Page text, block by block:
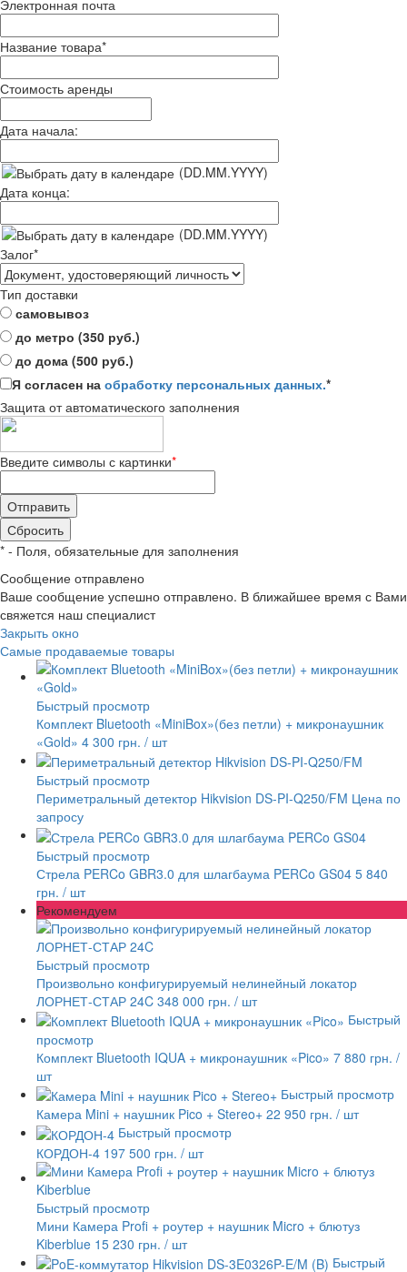
Электронная почта
Название товара*
Стоимость аренды
Дата начала:
(DD.MM.YYYY)
Дата конца:
(DD.MM.YYYY)
Залог*
Тип доставки
самовывоз
до метро (350 руб.)
до дома (500 руб.)
Я согласен на обработку персональных данных.*
Защита от автоматического заполнения
Введите символы с картинки*
* - Поля, обязательные для заполнения
Сообщение отправлено
Ваше сообщение успешно отправлено. В ближайшее время с Вами
свяжется наш специалист
Закрыть окно
Самые продаваемые товары
Быстрый просмотр
Комплект Bluetooth «MiniBox»(без петли) + микронаушник
«Gold» 4 300 грн. / шт
Быстрый просмотр
Периметральный детектор Hikvision DS-PI-Q250/FM Цена по
запросу
Быстрый просмотр
Стрела PERCo GBR3.0 для шлагбаума PERCo GS04 5 840
грн. / шт
Рекомендуем
Быстрый просмотр
Произвольно конфигурируемый нелинейный локатор
ЛОРНЕТ-СТАР 24C 348 000 грн. / шт
Быстрый
просмотр
Комплект Bluetooth IQUA + микронаушник «Pico» 7 880 грн. /
шт
Быстрый просмотр
Камера Mini + наушник Pico + Stereo+ 22 950 грн. / шт
Быстрый просмотр
КОРДОН-4 197 500 грн. / шт
Быстрый просмотр
Мини Камера Profi + роутер + наушник Micro + блютуз
Kiberblue 15 230 грн. / шт
Быстрый